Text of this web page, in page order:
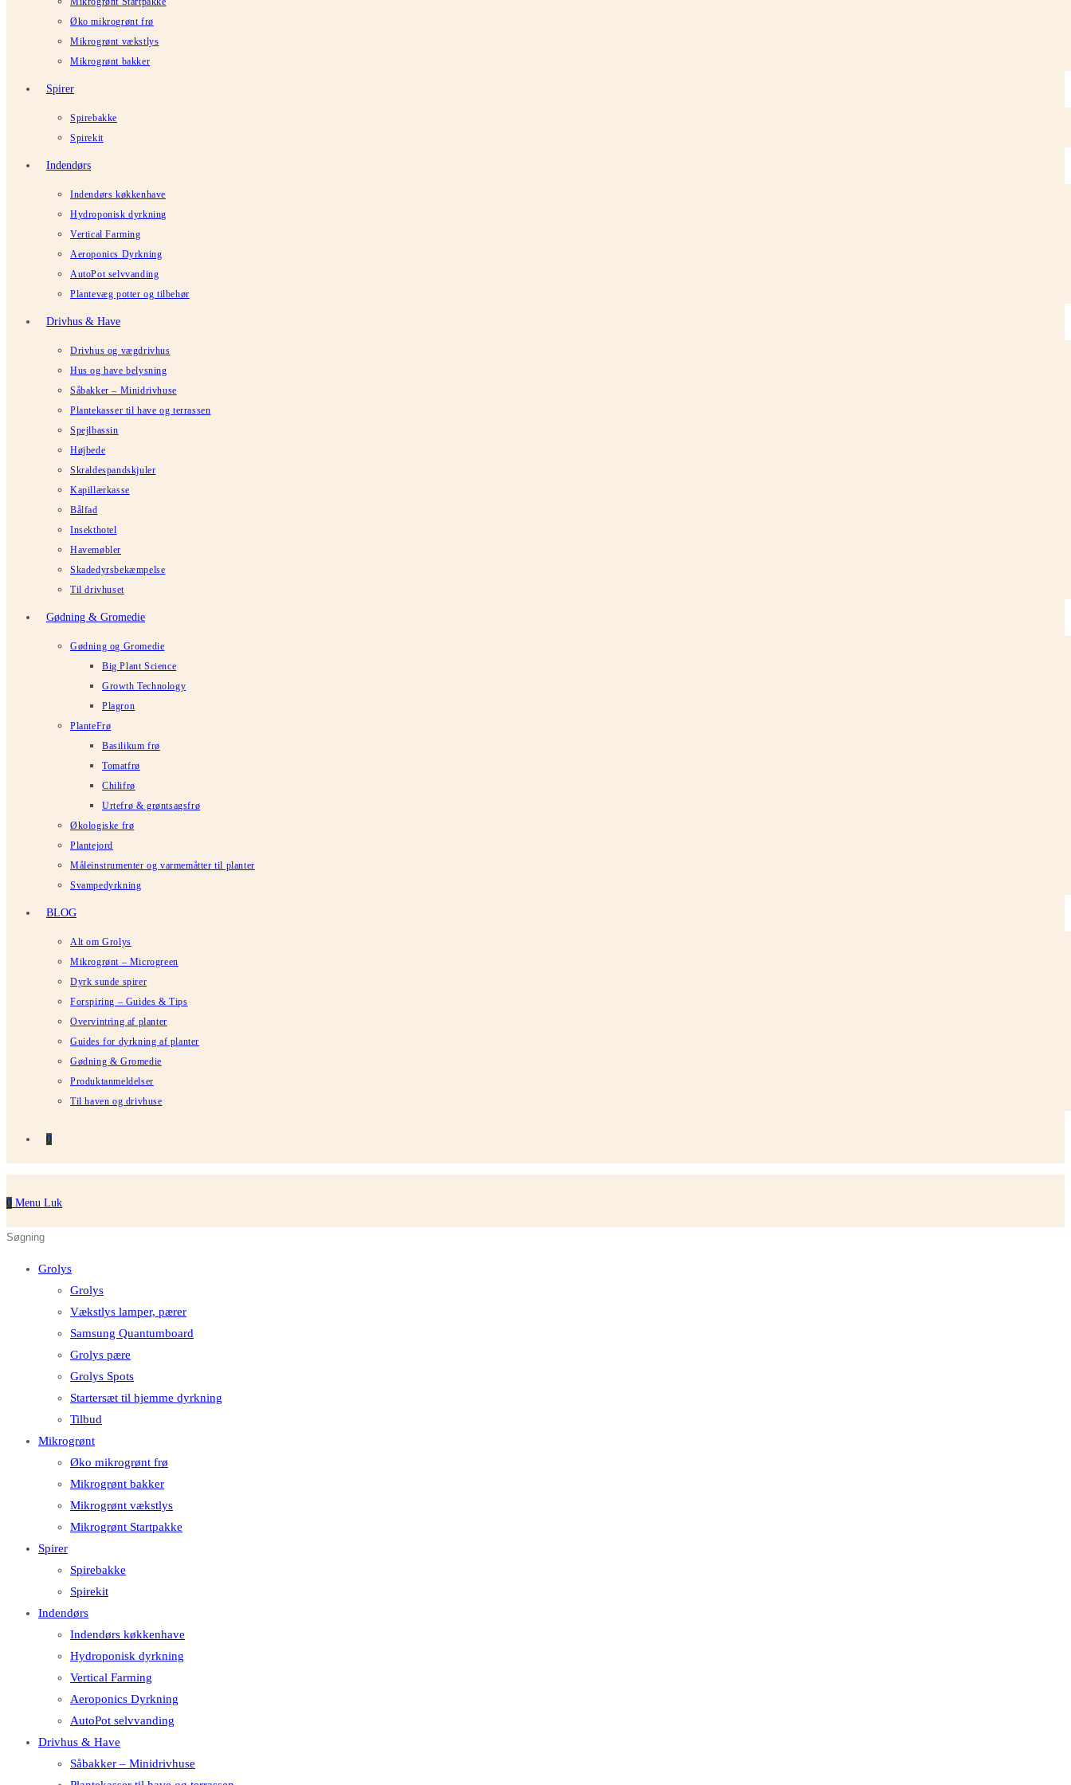
Øko mikrogrønt frø
Mikrogrønt vækstlys
Mikrogrønt bakker
Spirer
Spirebakke
Spirekit
Indendørs
Indendørs køkkenhave
Hydroponisk dyrkning
Vertical Farming
Aeroponics Dyrkning
AutoPot selvvanding
Plantevæg potter og tilbehør
Drivhus & Have
Drivhus og vægdrivhus
Hus og have belysning
Såbakker – Minidrivhuse
Plantekasser til have og terrassen
Spejlbassin
Højbede
Skraldespandskjuler
Kapillærkasse
Bålfad
Insekthotel
Havemøbler
Skadedyrsbekæmpelse
Til drivhuset
Gødning & Gromedie
Gødning og Gromedie
Big Plant Science
Growth Technology
Plagron
PlanteFrø
Basilikum frø
Tomatfrø
Chilifrø
Urtefrø & grøntsagsfrø
Økologiske frø
Plantejord
Måleinstrumenter og varmemåtter til planter
Svampedyrkning
BLOG
Alt om Grolys
Mikrogrønt – Microgreen
Dyrk sunde spirer
Forspiring – Guides & Tips
Overvintring af planter
Guides for dyrkning af planter
Gødning & Gromedie
Produktanmeldelser
Til haven og drivhuse
0
0 Menu Luk
Søg
hjemmeside
at
lukke
Grolys
Grolys
Vækstlys lamper, pærer
Samsung Quantumboard
Grolys pære
Grolys Spots
Startersæt til hjemme dyrkning
Tilbud
Mikrogrønt
Øko mikrogrønt frø
Mikrogrønt bakker
Mikrogrønt vækstlys
Mikrogrønt Startpakke
Spirer
Spirebakke
Spirekit
Indendørs
Indendørs køkkenhave
Hydroponisk dyrkning
Vertical Farming
Aeroponics Dyrkning
AutoPot selvvanding
Drivhus & Have
Såbakker – Minidrivhuse